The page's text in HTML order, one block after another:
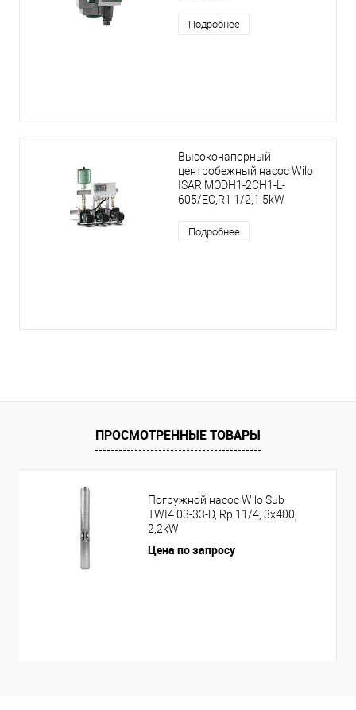
Подробнее
Высоконапорный
центробежный насос Wilo
ISAR MODH1-2CH1-L-
605/EC,R1 1/2,1.5kW
Подробнее
ПРОСМОТРЕННЫЕ ТОВАРЫ
Погружной насос Wilo Sub
TWI4.03-33-D, Rp 11/4, 3x400,
2,2kW
Цена по запросу